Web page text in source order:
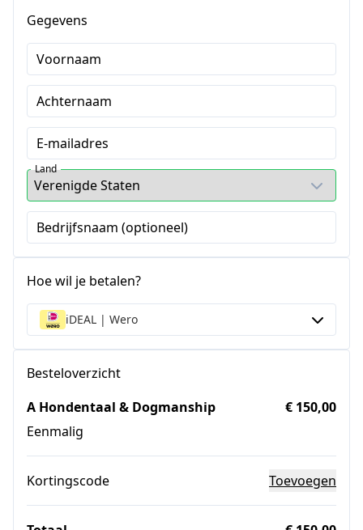
Gegevens
Voornaam
Achternaam
E-mailadres
Land
Bedrijfsnaam (optioneel)
Hoe wil je betalen?
iDEAL | Wero
Besteloverzicht
A Hondentaal & Dogmanship
Eenmalig
€ 150,00
Kortingscode Toevoegen